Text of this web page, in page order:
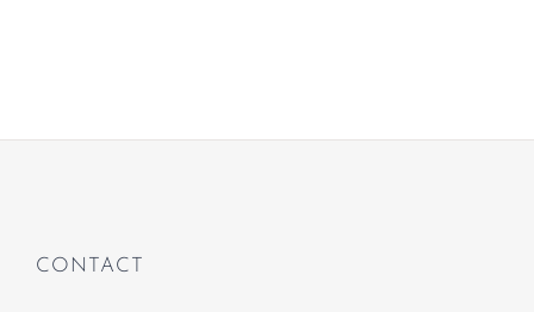
CONTACT